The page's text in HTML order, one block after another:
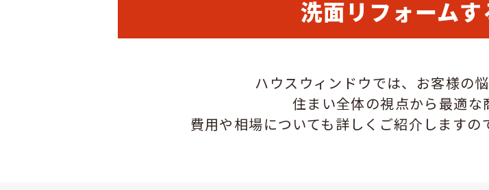
洗面リフォーム
ハウスウィンドウでは、お客様の
住まい全体の視点から最適な
費用や相場についても詳しくご紹介しますの